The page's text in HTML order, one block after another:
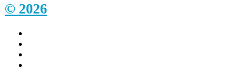
© 2026